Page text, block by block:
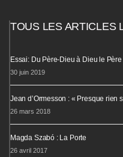
TOUS LES ARTICLES
Essai: Du Père-Dieu à Dieu le Père
30 juin 2019
Jean d’Ormesson : « Presque rien
26 mars 2018
Magda Szabó : La Porte
26 avril 2017